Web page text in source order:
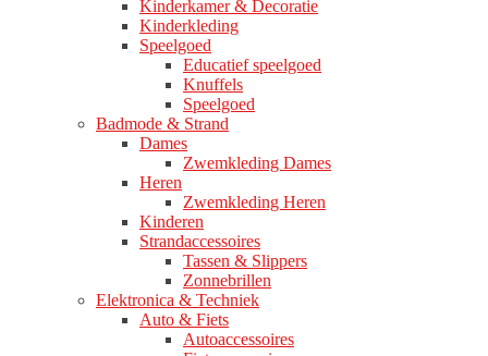
Kinderkamer & Decoratie
Kinderkleding
Speelgoed
Educatief speelgoed
Knuffels
Speelgoed
Badmode & Strand
Dames
Zwemkleding Dames
Heren
Zwemkleding Heren
Kinderen
Strandaccessoires
Tassen & Slippers
Zonnebrillen
Elektronica & Techniek
Auto & Fiets
Autoaccessoires